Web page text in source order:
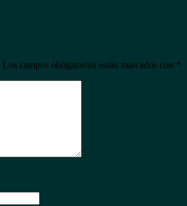
Los campos obligatorios están marcados con *